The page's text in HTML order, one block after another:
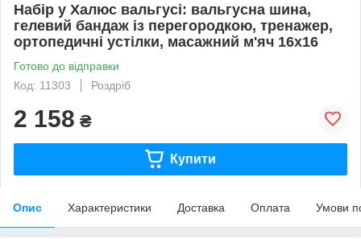
Набір у Халюс вальгусі: вальгусна шина,
гелевий бандаж із перегородкою, тренажер,
ортопедичні устілки, масажний м'яч 16x16
Готово до відправки
Код: 11303
Роздріб
2 158 ₴
Купити
Опис Характеристики Доставка Оплата Умови